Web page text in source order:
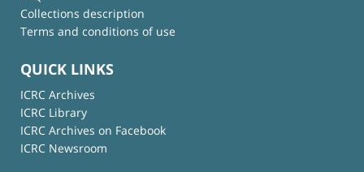
Collections description
Terms and conditions of use
QUICK LINKS
ICRC Archives
ICRC Library
ICRC Archives on Facebook
ICRC Newsroom